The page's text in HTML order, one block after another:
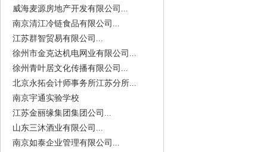
威海麦源房地产开发有限公司...
南京清江冷链食品有限公司...
江苏群智贸易有限公司...
徐州市金克达机电网业有限公司...
徐州青叶居文化传播有限公司...
北京永拓会计师事务所江苏分所...
南京宇通实验学校
江苏金丽缘集团集团公司...
山东三沐酒业有限公司...
南京如泰企业管理有限公司...